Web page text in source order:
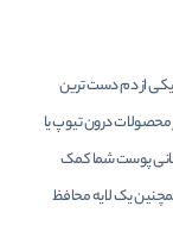
یکی از دم دست ترین
درون تیوپ یا
پوست شما کمک
یک لایه محافظ